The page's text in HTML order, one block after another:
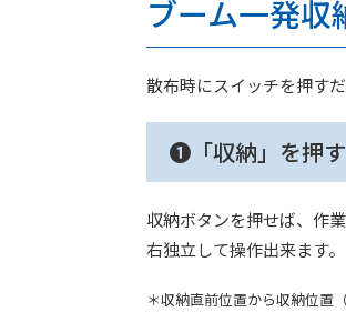
ブーム一発収
散布時にスイッチを押す
❶「収納」を押
収納ボタンを押せば、作
右独立して操作出来ます。
＊収納直前位置から収納位置